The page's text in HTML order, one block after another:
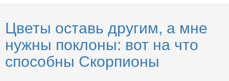
Цветы оставь другим, а мне
нужны поклоны: вот на что
способны Скорпионы